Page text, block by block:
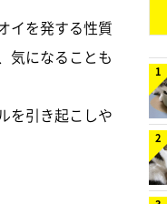
イを発する性質
気になることも
を引き起こしや